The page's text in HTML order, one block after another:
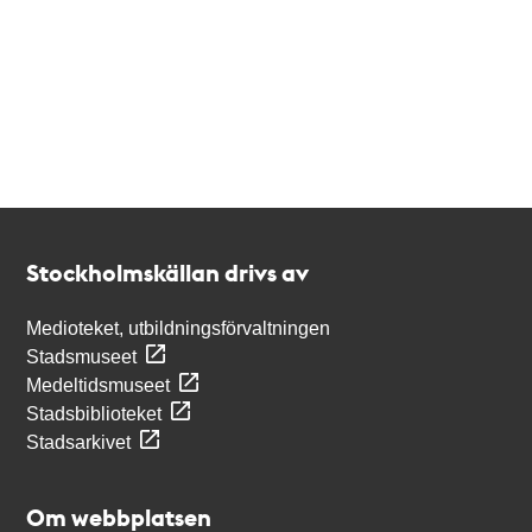
Stockholmskällan drivs av
Medioteket, utbildningsförvaltningen
Stadsmuseet
Medeltidsmuseet
Stadsbiblioteket
Stadsarkivet
Om webbplatsen